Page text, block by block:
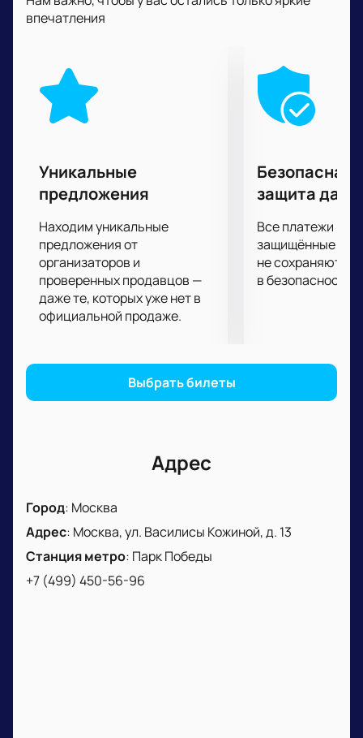
спортивные эмоции.
С трибун вы не пропустите ни одного важного
арене будете буквально затаив дыхание.
У вас есть редкая возможность ощутить себя
участником всего происходящего на Волейбольной
арене "Динамо". Ваши эмоции, поддержка на
что они способны, ради достижения цели. Любовь и
поддержка болельщиков важна для них не менее
собственной подготовки и профессионализма.
впечатления
Уникальные
предложения
Находим уникальные
предложения от
организаторов и
проверенных продавцов —
даже те, которых уже нет в
официальной продаже.
Безопасная
защита
Все платежи
защищённые
не сохраняются
в безопасности.
Выбрать билеты
Адрес
Город: Москва
Адрес: Москва, ул. Василисы Кожиной, д. 13
Станция метро: Парк Победы
+7 (499) 450-56-96